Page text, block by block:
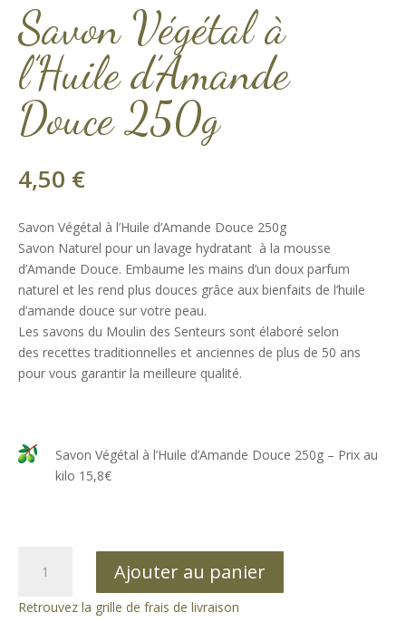
Savon Végétal à
l’Huile d’Amande
Douce 250g
4,50 €
Savon Végétal à l’Huile d’Amande Douce 250g
Savon Naturel pour un lavage hydratant à la mousse
d’Amande Douce. Embaume les mains d’un doux parfum
naturel et les rend plus douces grâce aux bienfaits de l’huile
d’amande douce sur votre peau.
Les savons du Moulin des Senteurs sont élaboré selon
des recettes traditionnelles et anciennes de plus de 50 ans
pour vous garantir la meilleure qualité.
Savon Végétal à l’Huile d’Amande Douce 250g – Prix au
kilo 15,8€
Ajouter au panier
Retrouvez la grille de frais de livraison